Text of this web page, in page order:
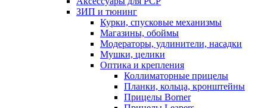
ЗИП и тюнинг
Курки, спусковые механизмы
Магазины, обоймы
Модераторы, удлинители, насадки
Мушки, целики
Оптика и крепления
Коллиматорные прицелы
Планки, кольца, кронштейны
Прицелы Borner